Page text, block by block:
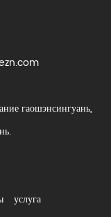
гаошэнсингуань,
услуга